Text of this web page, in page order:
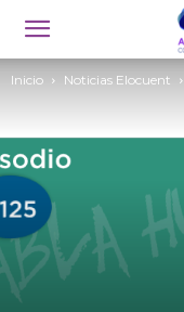
Inicio Noticias Elocuent